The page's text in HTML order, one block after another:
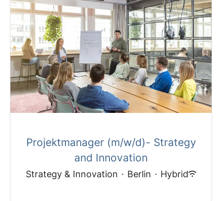
Projektmanager (m/w/d)- Strategy
and Innovation
Strategy & Innovation · Berlin · Hybrid